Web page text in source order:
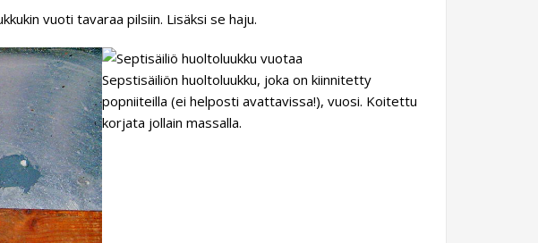
vuoti tavaraa pilsiin. Lisäksi se haju.
Sepstisäiliön huoltoluukku, joka on kiinnitetty
popniiteilla (ei helposti avattavissa!), vuosi. Koitettu
korjata jollain massalla.